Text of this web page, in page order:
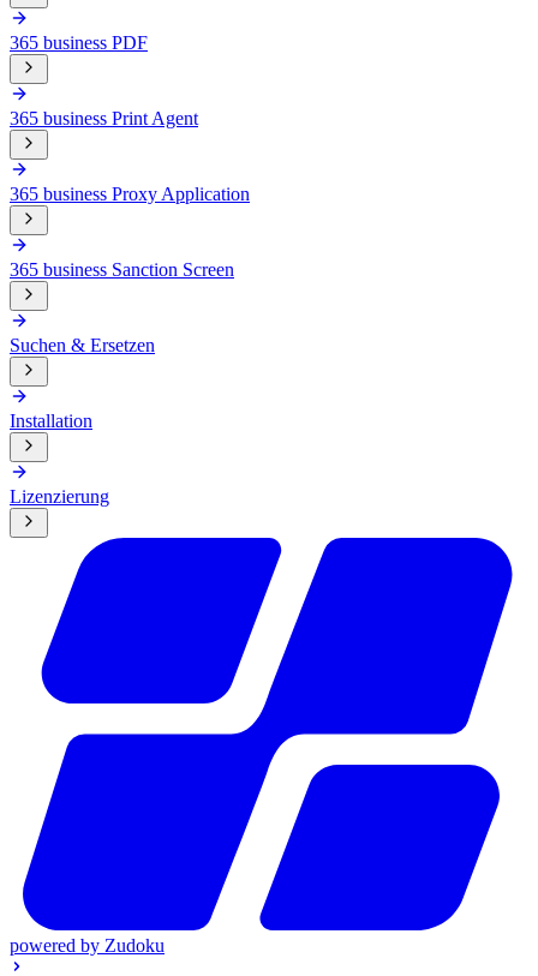
365 business PDF
365 business Print Agent
365 business Proxy Application
365 business Sanction Screen
Suchen & Ersetzen
Installation
Lizenzierung
powered by Zudoku